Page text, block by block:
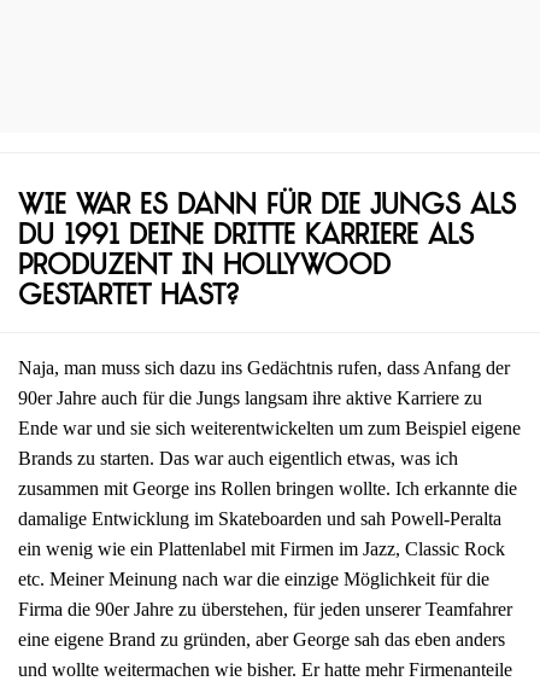
Wie war es dann für die Jungs als
du 1991 deine dritte Karriere als
Produzent in Hollywood
gestartet hast?
Naja, man muss sich dazu ins Gedächtnis rufen, dass Anfang der
90er Jahre auch für die Jungs langsam ihre aktive Karriere zu
Ende war und sie sich weiterentwickelten um zum Beispiel eigene
Brands zu starten. Das war auch eigentlich etwas, was ich
zusammen mit George ins Rollen bringen wollte. Ich erkannte die
damalige Entwicklung im Skateboarden und sah Powell-Peralta
ein wenig wie ein Plattenlabel mit Firmen im Jazz, Classic Rock
etc. Meiner Meinung nach war die einzige Möglichkeit für die
Firma die 90er Jahre zu überstehen, für jeden unserer Teamfahrer
eine eigene Brand zu gründen, aber George sah das eben anders
und wollte weitermachen wie bisher. Er hatte mehr Firmenanteile